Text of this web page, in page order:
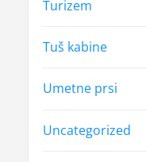
Turizem
Tuš kabine
Umetne prsi
Uncategorized